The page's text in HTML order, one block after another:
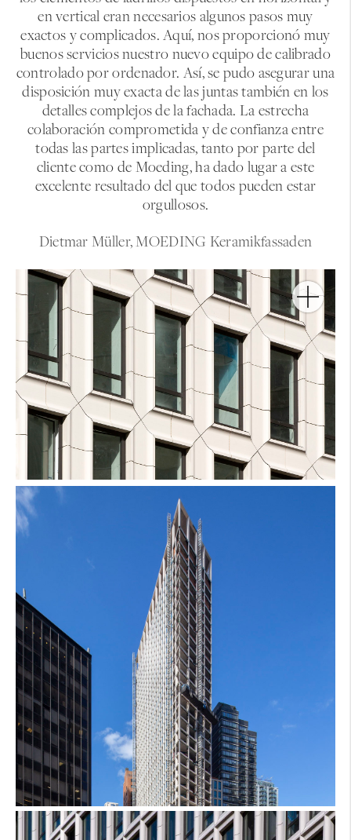
en vertical eran necesarios algunos pasos muy
exactos y complicados. Aquí, nos proporcionó muy
buenos servicios nuestro nuevo equipo de calibrado
controlado por ordenador. Así, se pudo asegurar una
disposición muy exacta de las juntas también en los
detalles complejos de la fachada. La estrecha
colaboración comprometida y de confianza entre
todas las partes implicadas, tanto por parte del
cliente como de Moeding, ha dado lugar a este
excelente resultado del que todos pueden estar
orgullosos.
Dietmar Müller, MOEDING Keramikfassaden